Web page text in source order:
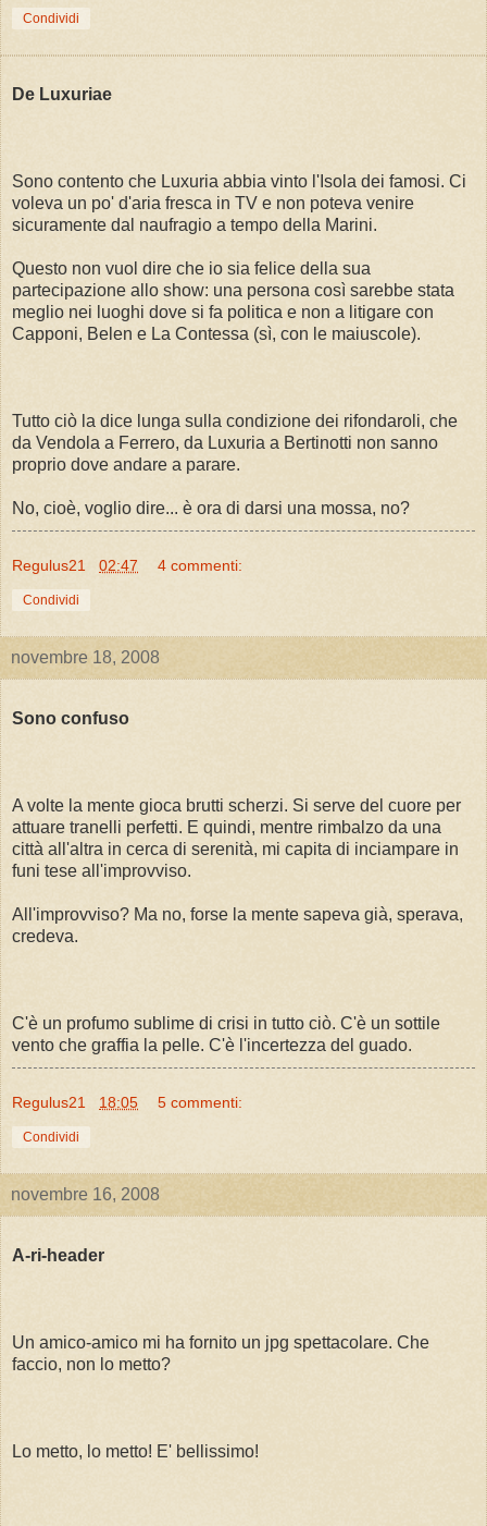
Condividi
De Luxuriae
Sono contento che Luxuria abbia vinto l'Isola dei famosi. Ci
voleva un po' d'aria fresca in TV e non poteva venire
sicuramente dal naufragio a tempo della Marini.
Questo non vuol dire che io sia felice della sua
partecipazione allo show: una persona così sarebbe stata
meglio nei luoghi dove si fa politica e non a litigare con
Capponi, Belen e La Contessa (sì, con le maiuscole).
Tutto ciò la dice lunga sulla condizione dei rifondaroli, che
da Vendola a Ferrero, da Luxuria a Bertinotti non sanno
proprio dove andare a parare.
No, cioè, voglio dire... è ora di darsi una mossa, no?
Regulus21 02:47 4 commenti:
Condividi
novembre 18, 2008
Sono confuso
A volte la mente gioca brutti scherzi. Si serve del cuore per
attuare tranelli perfetti. E quindi, mentre rimbalzo da una
città all'altra in cerca di serenità, mi capita di inciampare in
funi tese all'improvviso.
All'improvviso? Ma no, forse la mente sapeva già, sperava,
credeva.
C'è un profumo sublime di crisi in tutto ciò. C'è un sottile
vento che graffia la pelle. C'è l'incertezza del guado.
Regulus21 18:05 5 commenti:
Condividi
novembre 16, 2008
A-ri-header
Un amico-amico mi ha fornito un jpg spettacolare. Che
faccio, non lo metto?
Lo metto, lo metto! E' bellissimo!